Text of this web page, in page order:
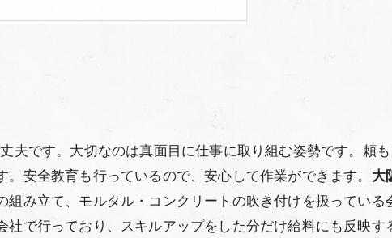
夫です。大切なのは真面目に仕事に取り組む姿勢です。頼
安全教育も行っているので、安心して作業ができます。 大
み立て、モルタル・コンクリートの吹き付けを扱っている
で行っており、スキルアップをした分だけ給料にも反映す